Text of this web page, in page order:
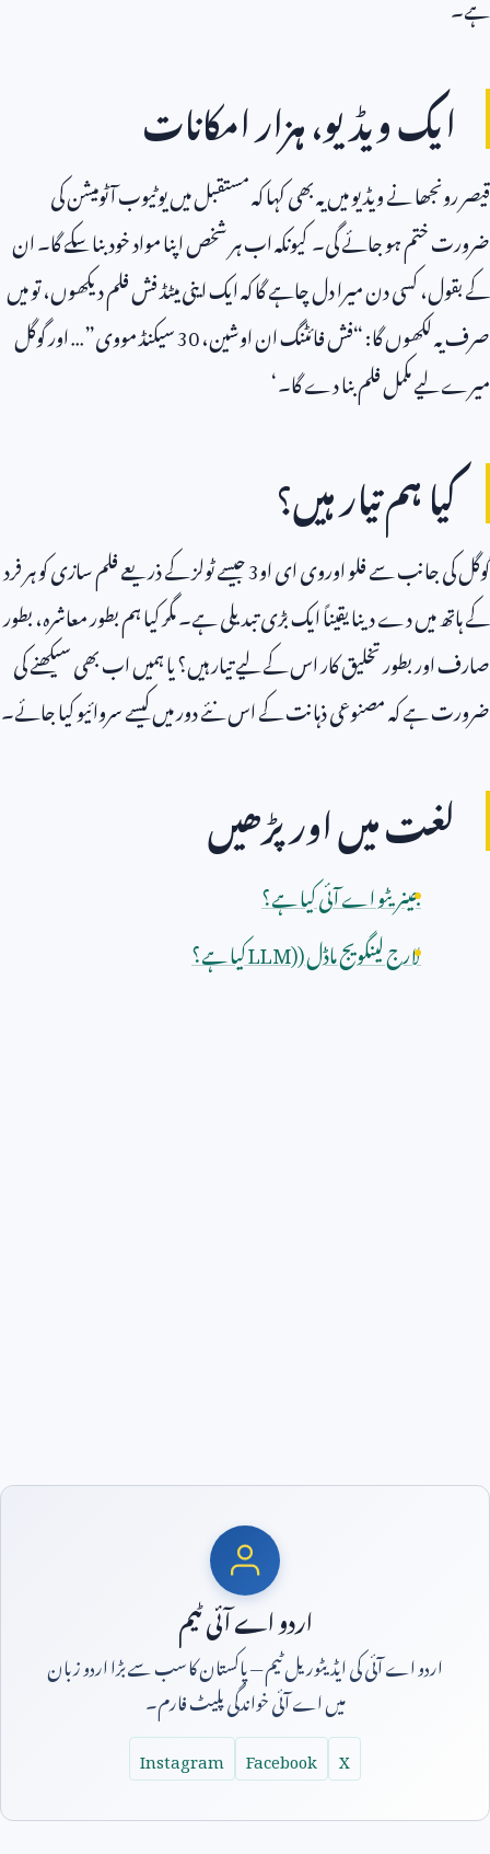
ایک ویڈیو، ہزار امکانات
قیصر رونجھا نے ویڈیو میں یہ بھی کہا کہ مستقبل میں یوٹیوب آٹومیشن کی
ضرورت ختم ہو جائے گی۔ کیونکہ اب ہر شخص اپنا مواد خود بنا سکے گا۔ ان
کے بقول، کسی دن میرا دل چاہے گا کہ ایک اینی میٹڈ فش فلم دیکھوں، تو میں
صرف یہ لکھوں گا: “فش فائٹنگ ان اوشین،30سیکنڈ مووی”… اور گوگل
میرے لیے مکمل فلم بنا دے گا۔‘
کیا ہم تیار ہیں؟
گوگل کی جانب سے فلو اوروی ای او3جیسے ٹولز کے ذریعے فلم سازی کو ہر فرد
کے ہاتھ میں دے دینا یقیناً ایک بڑی تبدیلی ہے۔ مگر کیا ہم بطور معاشرہ، بطور
صارف اور بطور تخلیق کار اس کے لیے تیار ہیں؟ یا ہمیں اب بھی سیکھنے کی
ضرورت ہے کہ مصنوعی ذہانت کے اس نئے دور میں کیسے سروائیو کیا جائے۔
لغت میں اور پڑھیں
جینریٹو اے آئی کیا ہے؟
لارج لینگویج ماڈل (LLM)کیا ہے؟
اردو اے آئی ٹیم
اردو اے آئی کی ایڈیٹوریل ٹیم — پاکستان کا سب سے بڑا اردو زبان
میں اے آئی خواندگی پلیٹ فارم۔
X
Facebook
Instagram